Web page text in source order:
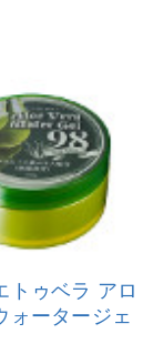
トゥベラ アロ
ォータージェ